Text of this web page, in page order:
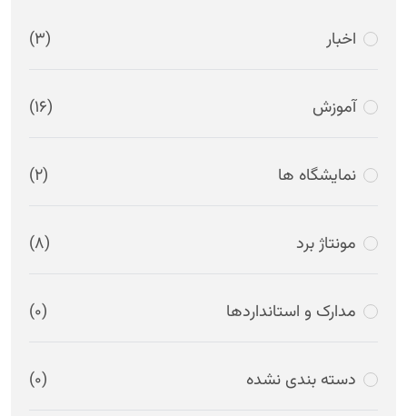
اخبار (3)
آموزش (16)
نمایشگاه ها (2)
مونتاژ برد (8)
مدارک و استانداردها (0)
دسته بندی نشده (0)